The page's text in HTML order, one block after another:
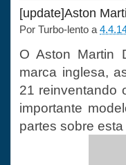
[update]Aston
Por Turbo-lento a
O Aston Martin
marca inglesa,
21 reinventando
importante
partes sobre